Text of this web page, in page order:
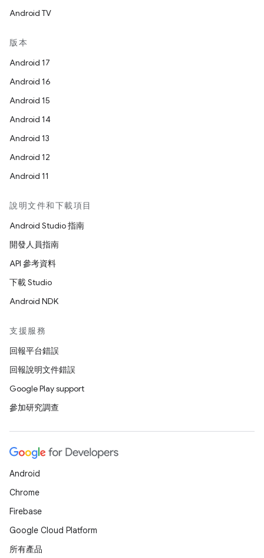
Android TV
版本
Android 17
Android 16
Android 15
Android 14
Android 13
Android 12
Android 11
說明文件和下載項目
Android Studio 指南
開發人員指南
API 參考資料
下載 Studio
Android NDK
支援服務
回報平台錯誤
回報說明文件錯誤
Google Play support
參加研究調查
Android
Chrome
Firebase
Google Cloud Platform
所有產品